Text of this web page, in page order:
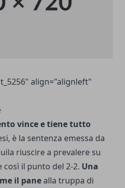
align="alignleft"
vince e tiene tutto
è la sentenza emessa da
riuscire a prevalere su
così il punto del 2-2. Una
il panealla truppa di